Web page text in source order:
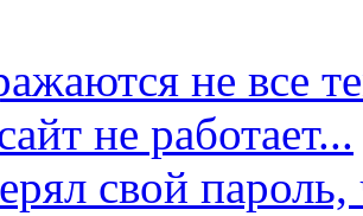
не все
не работает...
свой пароль,